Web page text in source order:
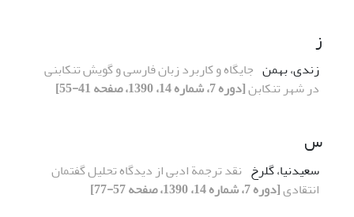
ز
زندی، بهمن جایگاه و کاربرد زبان فارسی و گویش تنکابنی
در شهر تنکابن[دوره 7، شماره 14، 1390، صفحه 41-55]
س
سعیدنیا، گلرخ نقد ترجمة ادبی از دیدگاه تحلیل گفتمان
انتقادی[دوره 7، شماره 14، 1390، صفحه 57-77]